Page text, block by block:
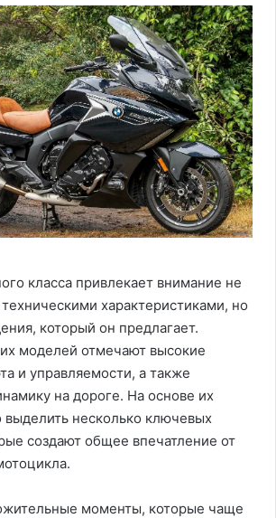
класса привлекает внимание не
характеристиками, но
который он предлагает.
моделей отмечают высокие
и управляемости, а также
на дороге. На основе их
несколько ключевых
создают общее впечатление от
моменты, которые чаще